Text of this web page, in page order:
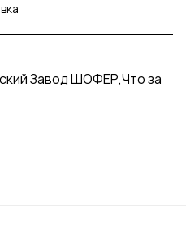
Завод ШОФЕР,Что за